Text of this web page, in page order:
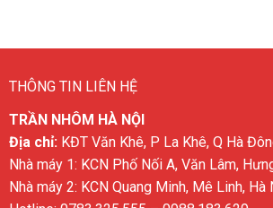
THÔNG TIN LIÊN HỆ
TRẦN NHÔM HÀ NỘI
Địa chỉ: KĐT Văn Khê, P La Khê, Q Hà
Nhà máy 1: KCN Phố Nối A, Văn Lâm,
Nhà máy 2: KCN Quang Minh, Mê Linh, Hà